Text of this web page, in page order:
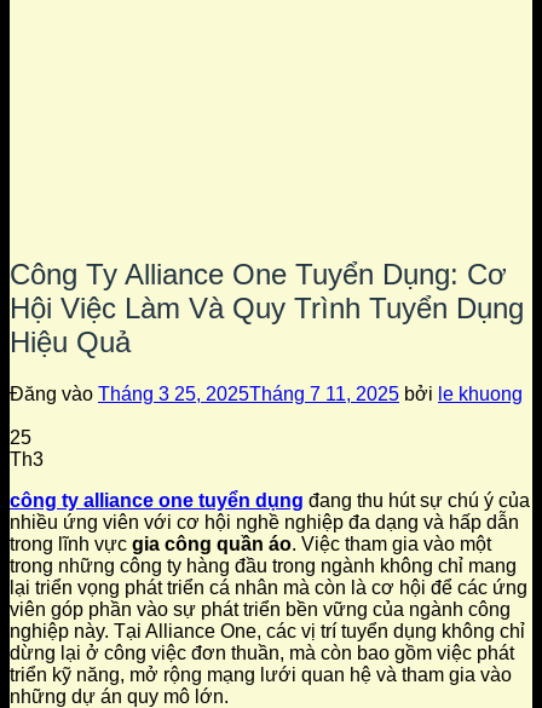
Công Ty Alliance One Tuyển Dụng: Cơ
Hội Việc Làm Và Quy Trình Tuyển Dụng
Hiệu Quả
Đăng vào Tháng 3 25, 2025Tháng 7 11, 2025 bởi le khuong
25
Th3
công ty alliance one tuyển dụng đang thu hút sự chú ý của
nhiều ứng viên với cơ hội nghề nghiệp đa dạng và hấp dẫn
trong lĩnh vực gia công quần áo. Việc tham gia vào một
trong những công ty hàng đầu trong ngành không chỉ mang
lại triển vọng phát triển cá nhân mà còn là cơ hội để các ứng
viên góp phần vào sự phát triển bền vững của ngành công
nghiệp này. Tại Alliance One, các vị trí tuyển dụng không chỉ
dừng lại ở công việc đơn thuần, mà còn bao gồm việc phát
triển kỹ năng, mở rộng mạng lưới quan hệ và tham gia vào
những dự án quy mô lớn.